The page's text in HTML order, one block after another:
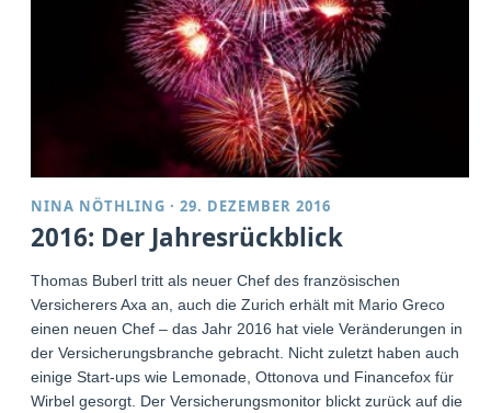
NINA NÖTHLING ·29. DEZEMBER 2016
2016: Der Jahresrückblick
Thomas Buberl tritt als neuer Chef des französischen
Versicherers Axa an, auch die Zurich erhält mit Mario Greco
einen neuen Chef – das Jahr 2016 hat viele Veränderungen in
der Versicherungsbranche gebracht. Nicht zuletzt haben auch
einige Start-ups wie Lemonade, Ottonova und Financefox für
Wirbel gesorgt. Der Versicherungsmonitor blickt zurück auf die